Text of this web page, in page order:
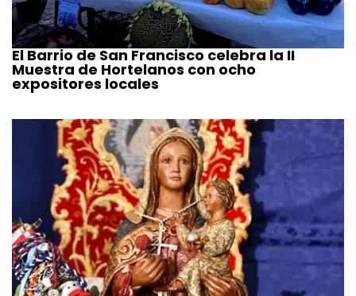
El Barrio de San Francisco celebra la II
Muestra de Hortelanos con ocho
expositores locales